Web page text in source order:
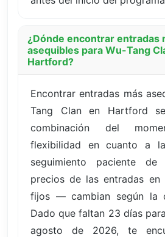
¿Dónde encontrar entradas
asequibles para Wu-Tang
Hartford?
Encontrar entradas más
Tang Clan en Hartford
combinación del
flexibilidad en cuanto a
seguimiento paciente
precios de las entradas
fijos — cambian según la
Dado que faltan 23 días
agosto de 2026, te